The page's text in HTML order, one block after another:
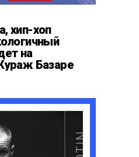
хип-хоп
на
Базаре